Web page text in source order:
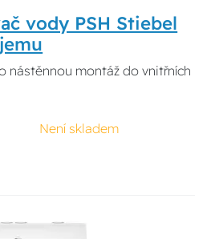
vody PSH Stiebel
nástěnnou montáž do vnitřních
Není skladem